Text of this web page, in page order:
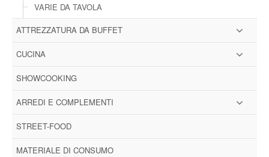
VARIE DA TAVOLA
ATTREZZATURA DA BUFFET
CUCINA
SHOWCOOKING
ARREDI E COMPLEMENTI
STREET-FOOD
MATERIALE DI CONSUMO